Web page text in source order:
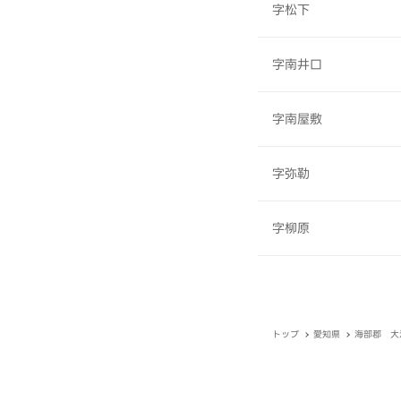
字松下
字南井口
字南屋敷
字弥勒
字柳原
トップ 愛知県 海部郡 大